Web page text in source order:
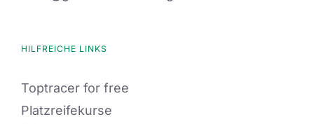
HILFREICHE LINKS
Toptracer for free
Platzreifekurse